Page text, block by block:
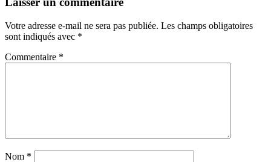
Votre adresse e-mail ne sera pas publiée. Les champs obligatoires
sont indiqués avec *
Commentaire *
Nom *